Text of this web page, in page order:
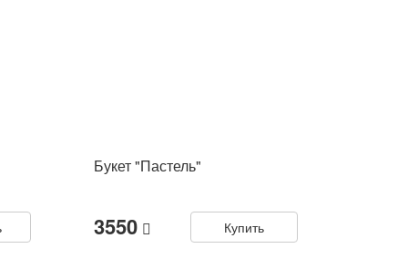
Букет "Пастель"
3550 Купить